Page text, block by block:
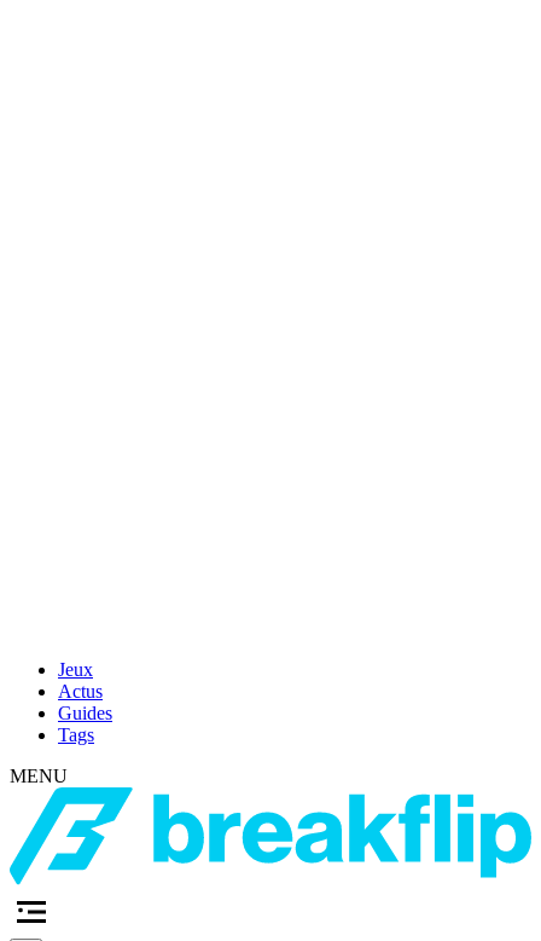
Jeux
Actus
Guides
Tags
MENU